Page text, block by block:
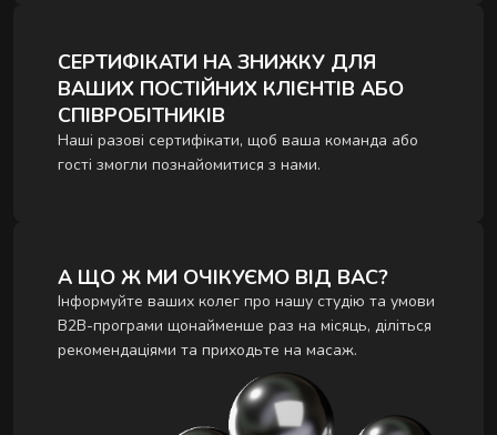
СЕРТИФІКАТИ НА ЗНИЖКУ ДЛЯ
ВАШИХ ПОСТІЙНИХ КЛІЄНТІВ АБО
СПІВРОБІТНИКІВ
Наші разові сертифікати, щоб ваша команда або
гості змогли познайомитися з нами.
А ЩО Ж МИ ОЧІКУЄМО ВІД ВАС?
Інформуйте ваших колег про нашу студію та умови
B2B-програми щонайменше раз на місяць, діліться
рекомендаціями та приходьте на масаж.